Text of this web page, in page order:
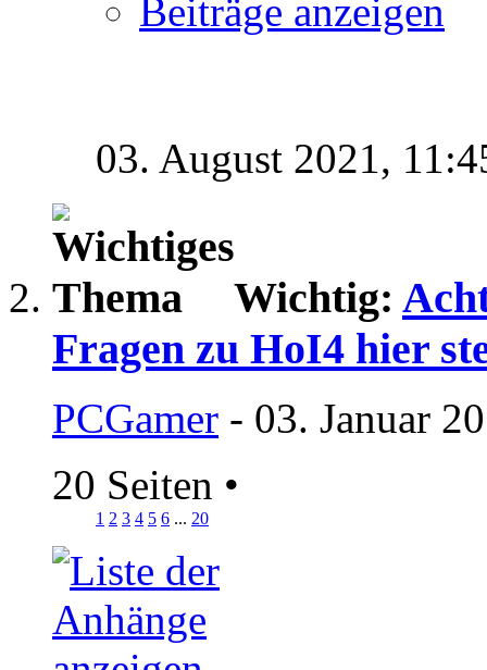
Beiträge anzeigen
03. August 2021,
Wichtig:
Fragen zu HoI4 hier
PCGamer - 03. Januar
20 Seiten •
1 2 3 4 5 6 ... 20